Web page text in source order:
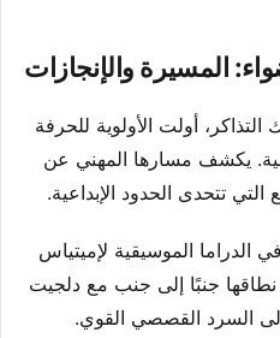
المسيرة والإنجازات
أولت الأولوية للحرفة
يكشف مسارها المهني عن
تتحدى الحدود الإبداعية.
الدراما الموسيقية لإميتياس
نطاقها جنبًا إلى جنب مع دلجيت
السرد القصصي القوي.